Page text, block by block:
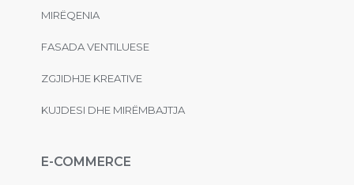
MIRËQENIA
FASADA VENTILUESE
ZGJIDHJE KREATIVE
KUJDESI DHE MIRËMBAJTJA
E-COMMERCE